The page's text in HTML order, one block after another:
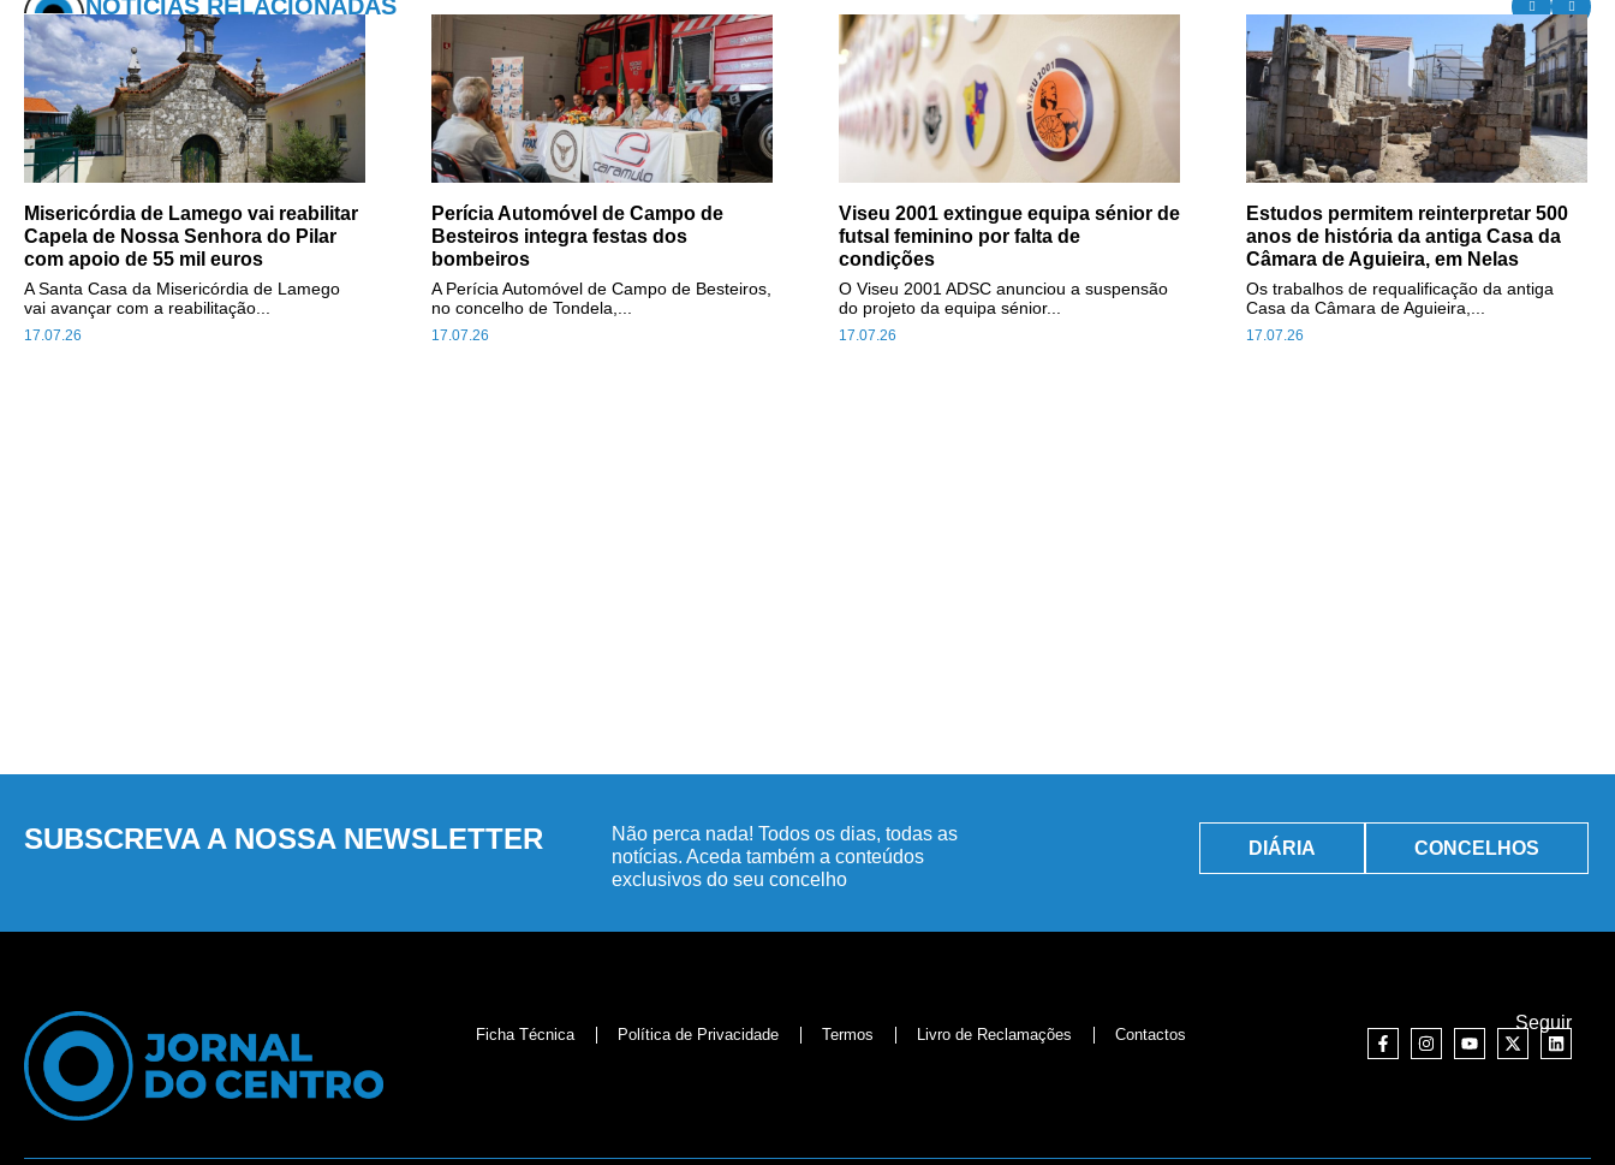
NOTÍCIAS RELACIONADAS
Misericórdia de Lamego vai reabilitar
Capela de Nossa Senhora do Pilar
com apoio de 55 mil euros
17.07.26
A Santa Casa da Misericórdia de Lamego
vai avançar com a reabilitação...
Perícia Automóvel de Campo de
Besteiros integra festas dos
bombeiros
17.07.26
A Perícia Automóvel de Campo de Besteiros,
no concelho de Tondela,...
Viseu 2001 extingue equipa sénior de
futsal feminino por falta de
condições
17.07.26
O Viseu 2001 ADSC anunciou a suspensão
do projeto da equipa sénior...
Estudos permitem reinterpretar 500
anos de história da antiga Casa da
Câmara de Aguieira, em Nelas
17.07.26
Os trabalhos de requalificação da antiga
Casa da Câmara de Aguieira,...
SUBSCREVA A NOSSA NEWSLETTER
Não perca nada! Todos os dias, todas as
notícias. Aceda também a conteúdos
exclusivos do seu concelho
DIÁRIA CONCELHOS
Ficha Técnica Política de Privacidade Termos Livro de Reclamações Contactos
Seguir